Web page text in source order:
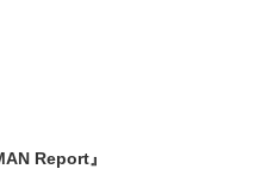
Report』